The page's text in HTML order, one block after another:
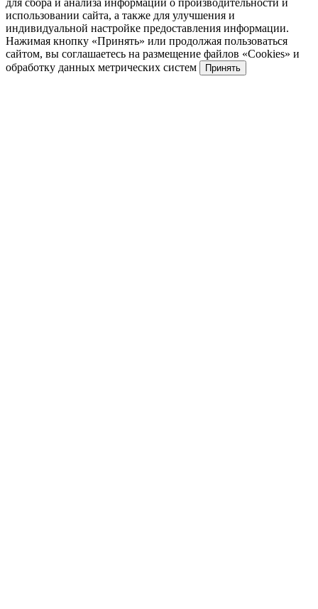
использовании сайта, а также для улучшения и
индивидуальной настройке предоставления информации.
Нажимая кнопку «Принять» или продолжая пользоваться
сайтом, вы соглашаетесь на размещение файлов «Cookies» и
обработку данных метрических систем
Принять